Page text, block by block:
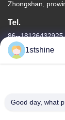
Zhongshan,
Tel.
86--18126432925
Chiny dobra
1stshine
Good day, what